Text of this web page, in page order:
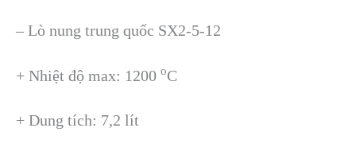
– Lò nung trung quốc SX2-5-12
+ Nhiệt độ max: 1200 oC
+ Dung tích: 7,2 lít